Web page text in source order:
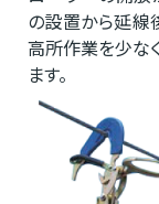
の設置から延線
高所作業を少な
ます。